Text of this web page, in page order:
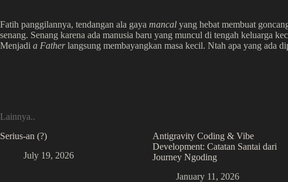
Fatih panggilannya, tendangan ala gaya mancal yang hebat membuat
senang. Senang karena ada manusia baru yang muncul di tengah keluarga
Menjadi a Fatherlangsung membayangkan masa kecil. Ntah apa yang ada
Lainnya..
Serius-an (?)
July 19, 2026
Antigravity Coding & Vibe
Development: Catatan Santai dari
Journey Ngoding
January 11, 2026